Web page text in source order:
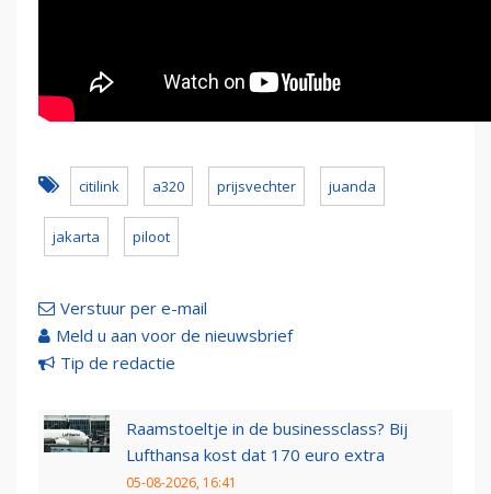
citilink a320 prijsvechter juanda
jakarta piloot
Verstuur per e-mail
Meld u aan voor de nieuwsbrief
Tip de redactie
Raamstoeltje in de businessclass? Bij
Lufthansa kost dat 170 euro extra
05-08-2026, 16:41